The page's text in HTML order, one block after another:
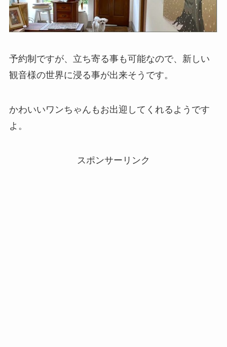
予約制ですが、立ち寄る事も可能なので、新しい
観音様の世界に浸る事が出来そうです。
かわいいワンちゃんもお出迎してくれるようです
よ。
スポンサーリンク